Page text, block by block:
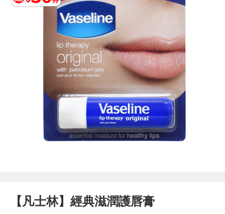
【凡士林】經典滋潤護唇膏